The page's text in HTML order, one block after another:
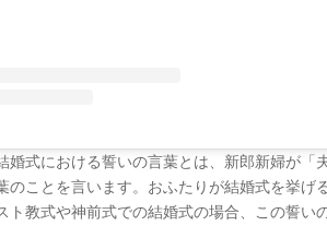
婚式における誓いの言葉とは、新郎新婦が「
のことを言います。おふたりが結婚式を挙げ
ト教式や神前式での結婚式の場合、この誓い